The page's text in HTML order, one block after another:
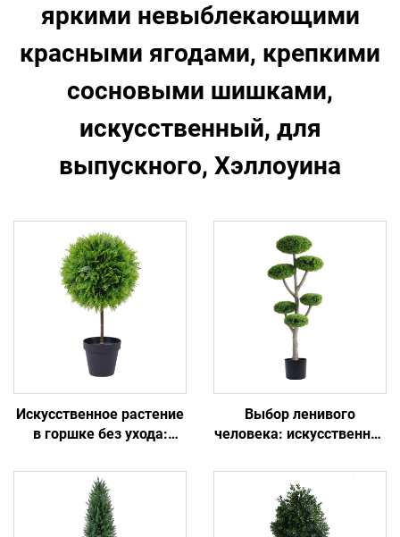
яркими невыблекающими
красными ягодами, крепкими
сосновыми шишками,
искусственный, для
выпускного, Хэллоуина
Искусственное растение
в горшке без ухода:
стильный дизайн
Выбор ленивого
человека: искусственное
вечнозелёное навсегда